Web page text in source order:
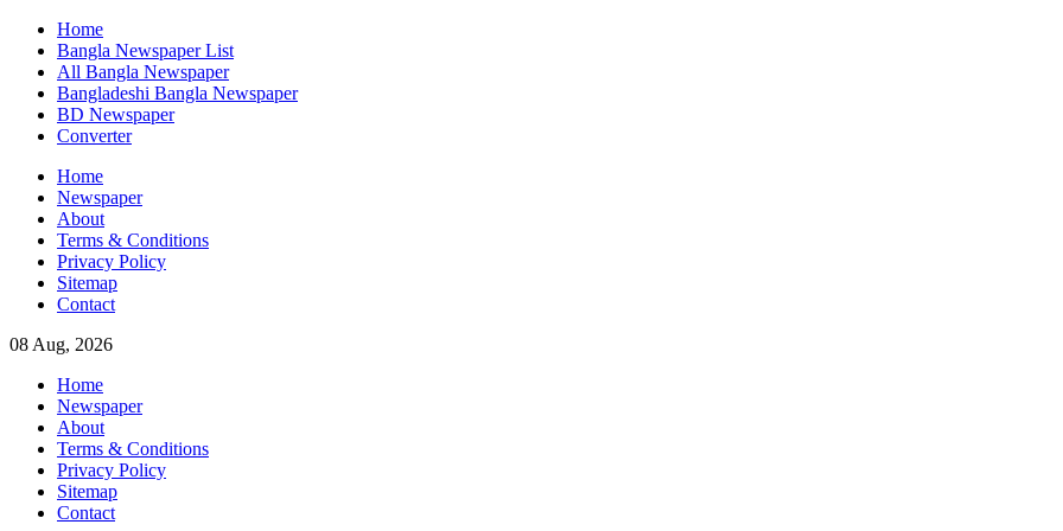
Skip
content
Home
Bangla Newspaper List
All Bangla Newspaper
Bangladeshi Bangla Newspaper
BD Newspaper
Converter
Home
Newspaper
About
Terms & Conditions
Privacy Policy
Sitemap
Contact
08 Aug, 2026
Home
Newspaper
About
Terms & Conditions
Privacy Policy
Sitemap
Contact